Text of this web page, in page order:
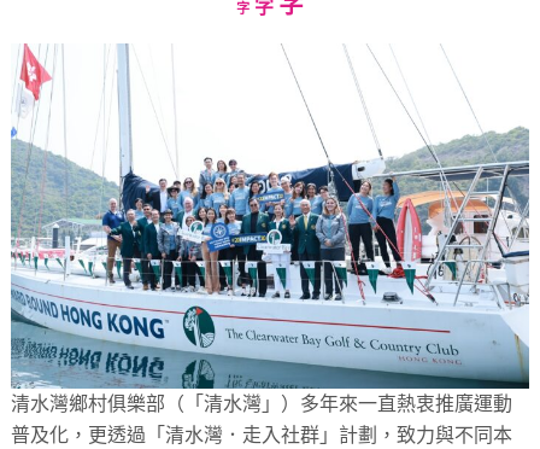
字 字
size.
size.
清水灣鄉村俱樂部（「清水灣」）多年來一直熱衷推廣運動
普及化，更透過「清水灣．走入社群」計劃，致力與不同本